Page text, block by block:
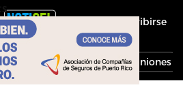
Inscribirse
Economía Opiniones